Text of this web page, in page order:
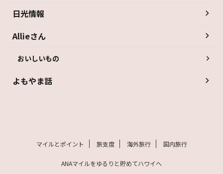
日光情報
Allieさん
おいしいもの
よもやま話
マイルとポイント 旅支度 海外旅行 国内旅行
ANAマイルをゆるりと貯めてハワイへ